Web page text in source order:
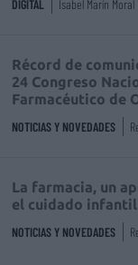
DIGITAL Isabel Marín Moral
Récord de
24 Congreso
Farmacéutico de
NOTICIAS Y NOVEDADES
La farmacia, un
el cuidado infantil
NOTICIAS Y NOVEDADES